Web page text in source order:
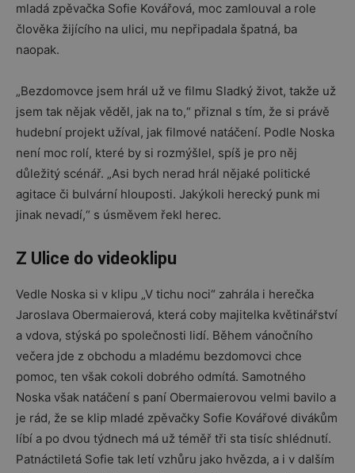
mladá zpěvačka Sofie Kovářová, moc zamlouval a role
člověka žijícího na ulici, mu nepřipadala špatná, ba
naopak.
„Bezdomovce jsem hrál už ve filmu Sladký život, takže už
jsem tak nějak věděl, jak na to,“ přiznal s tím, že si právě
hudební projekt užíval, jak filmové natáčení. Podle Noska
není moc rolí, které by si rozmýšlel, spíš je pro něj
důležitý scénář. „Asi bych nerad hrál nějaké politické
agitace či bulvární hlouposti. Jakýkoli herecký punk mi
jinak nevadí,“ s úsměvem řekl herec.
Z Ulice do videoklipu
Vedle Noska si v klipu „V tichu noci“ zahrála i herečka
Jaroslava Obermaierová, která coby majitelka květinářství
a vdova, stýská po společnosti lidí. Během vánočního
večera jde z obchodu a mladému bezdomovci chce
pomoc, ten však cokoli dobrého odmítá. Samotného
Noska však natáčení s paní Obermaierovou velmi bavilo a
je rád, že se klip mladé zpěvačky Sofie Kovářové divákům
líbí a po dvou týdnech má už téměř tři sta tisíc shlédnutí.
Patnáctiletá Sofie tak letí vzhůru jako hvězda, a i v dalším